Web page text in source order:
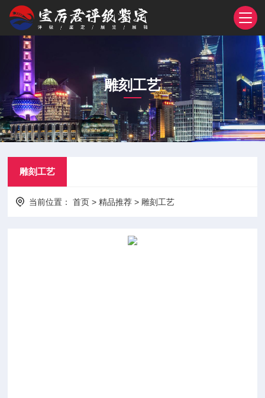
雕刻工艺
雕刻工艺
当前位置：首页 >精品推荐 > 雕刻工艺